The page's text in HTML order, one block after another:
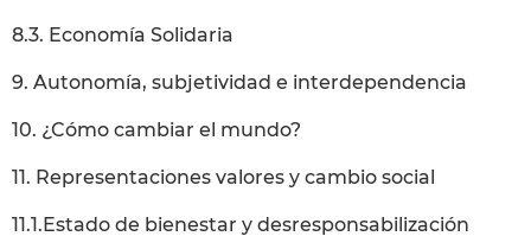
8.3. Economía Solidaria
9. Autonomía, subjetividad e interdependencia
10. ¿Cómo cambiar el mundo?
11. Representaciones valores y cambio social
11.1.Estado de bienestar y desresponsabilización